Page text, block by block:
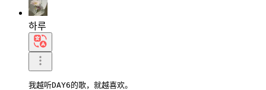
하루
我越听DAY6的歌，就越喜欢。